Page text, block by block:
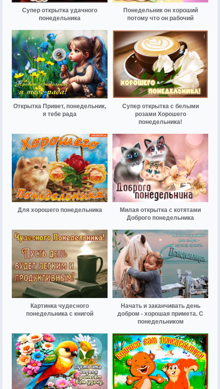
Супер открытка удачного
понедельника
Понедельник он хороший
потому что он рабочий
Открытка Привет, понедельник,
я тебе рада
Супер открытка с белыми
розами Хорошего
понедельника!
Для хорошего понедельника
Милая открытка с котятами
Доброго понедельника
Картинка чудесного
понедельника с книгой
Начать и заканчивать день
добром - хорошая примета. С
понедельником